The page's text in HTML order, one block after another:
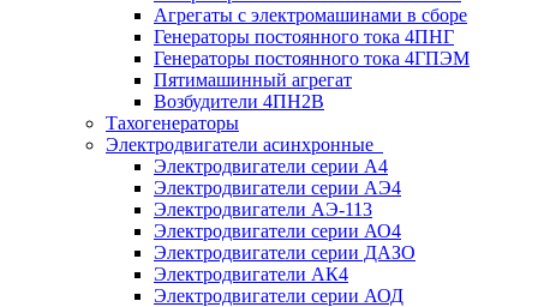
Агрегаты с электромашинами в сборе
Генераторы постоянного тока 4ПНГ
Генераторы постоянного тока 4ГПЭМ
Пятимашинный агрегат
Возбудители 4ПН2В
Тахогенераторы
Электродвигатели асинхронные
Электродвигатели серии А4
Электродвигатели серии АЭ4
Электродвигатели АЭ-113
Электродвигатели серии АО4
Электродвигатели серии ДАЗО
Электродвигатели АК4
Электродвигатели серии АОД